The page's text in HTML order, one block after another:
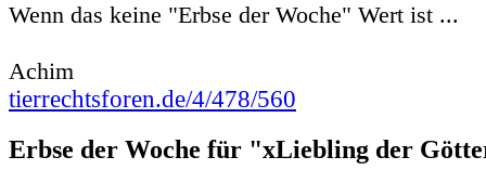
Wenn das keine "Erbse der Woche" Wert ist ...
Achim
tierrechtsforen.de/4/478/560
Erbse der Woche für "xLiebling der